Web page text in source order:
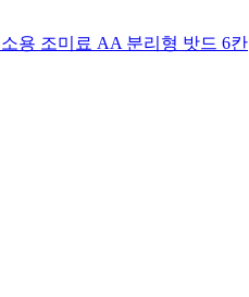
용 조미료 AA 분리형 밧드 6칸